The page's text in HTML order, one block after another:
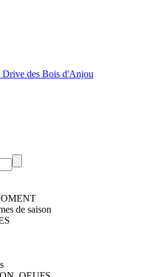
Drive des Bois d'Anjou
de saison